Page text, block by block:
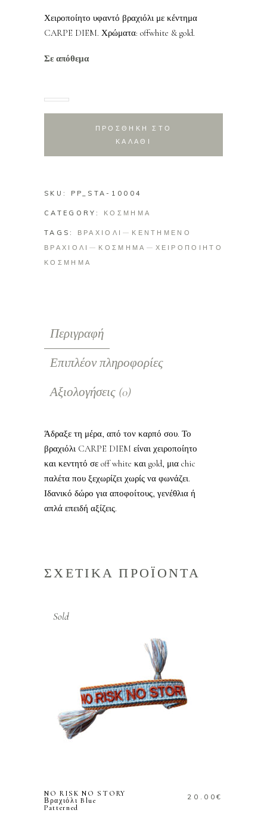
Χειροποίητο υφαντό βραχιόλι με κέντημα
CARPE DIEM. Χρώματα: offwhite & gold.
Σε απόθεμα
ΠΡΟΣΘΗΚΗ ΣΤΟ
ΚΑΛΑΘΙ
SKU: PP_STA-10004
CATEGORY: ΚΟΣΜΗΜΑ
TAGS: ΒΡΑΧΙΟΛΙ
ΚΕΝΤΗΜΕΝΟ
ΒΡΑΧΙΟΛΙ
ΚΟΣΜΗΜΑ
ΧΕΙΡΟΠΟΙΗΤΟ
ΚΟΣΜΗΜΑ
Περιγραφή
Επιπλέον πληροφορίες
Αξιολογήσεις (0)
Άδραξε τη μέρα, από τον καρπό σου. Το
βραχιόλι CARPE DIEM είναι χειροποίητο
και κεντητό σε off white και gold, μια chic
παλέτα που ξεχωρίζει χωρίς να φωνάζει.
Ιδανικό δώρο για αποφοίτους, γενέθλια ή
απλά επειδή αξίζεις.
ΣΧΕΤΙΚΑ ΠΡΟΪΟΝΤΑ
Sold
NO RISK NO STORY
Βραχιόλι Blue
Patterned
20.00€